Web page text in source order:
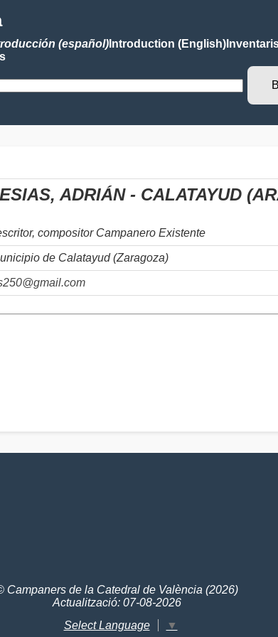
(español)Introduction (English)
ADRIÁN - CALATAYUD
compositor Campanero Existente
de Calatayud (Zaragoza)
Campaners de la Catedral de València (2026)
Actualització: 07-08-2026
Select Language
▼